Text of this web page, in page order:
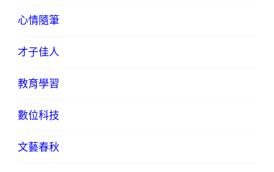
心情隨筆
才子佳人
教育學習
數位科技
文藝春秋